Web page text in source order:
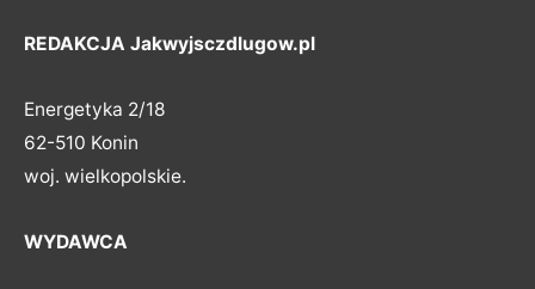
REDAKCJA Jakwyjsczdlugow.pl
Energetyka 2/18
62-510 Konin
woj. wielkopolskie.
WYDAWCA